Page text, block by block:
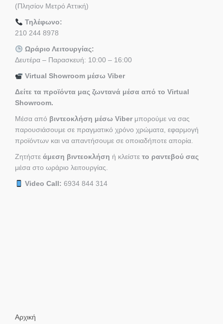
(Πλησίον Μετρό Αττική)
Τηλέφωνο:
210 244 8978
Ωράριο Λειτουργίας:
Δευτέρα – Παρασκευή: 10:00 – 16:00
Virtual Showroom μέσω Viber
Δείτε τα προϊόντα μας ζωντανά μέσα από το Virtual
Showroom.
Μέσα από βιντεοκλήση μέσω Viber μπορούμε να σας
παρουσιάσουμε σε πραγματικό χρόνο χρώματα, εφαρμογή
προϊόντων και να απαντήσουμε σε οποιαδήποτε απορία.
Ζητήστε άμεση βιντεοκλήση ή κλείστε το ραντεβού σας
μέσα στο ωράριο λειτουργίας.
Video Call: 6934 844 314
Αρχική